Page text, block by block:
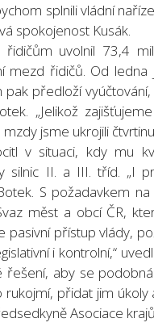
splnili vládní
spokojenost Kusák.
uvolnil 73,4
mezd řidičů. Od ledna
předloží
„Jelikož
jsme ukrojili
v situaci, kdy mu
silnic II. a III. tříd. „I
S požadavkem
měst a obcí ČR,
pasivní přístup vlády,
i kontrolní,“
aby se
přidat jim
Asociace